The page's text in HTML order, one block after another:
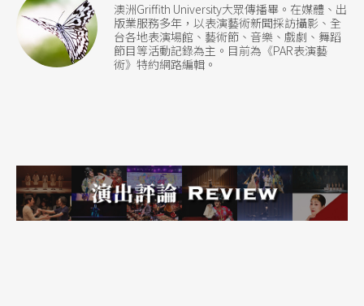
澳洲Griffith University大眾傳播畢。在媒體、出
版業服務多年，以表演藝術新聞採訪攝影、全
台各地表演場館、藝術節、音樂、戲劇、舞蹈
節目等活動記錄為主。目前為《PAR表演藝
術》特約網路編輯。